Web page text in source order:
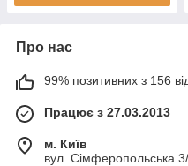
Про нас
99% позитивних з 156
Працює з 27.03.2013
м. Київ
вул. Сімферопольська